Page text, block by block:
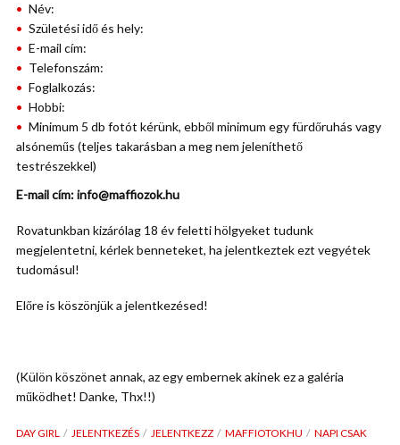
Név:
Születési idő és hely:
E-mail cím:
Telefonszám:
Foglalkozás:
Hobbi:
Minimum 5 db fotót kérünk, ebből minimum egy fürdőruhás vagy
alsóneműs (teljes takarásban a meg nem jeleníthető
testrészekkel)
E-mail cím: info@maffiozok.hu
Rovatunkban kizárólag 18 év feletti hölgyeket tudunk
megjelentetni, kérlek benneteket, ha jelentkeztek ezt vegyétek
tudomásul!
Előre is köszönjük a jelentkezésed!
(Külön köszönet annak, az egy embernek akinek ez a galéria
működhet! Danke, Thx!!)
DAY GIRL JELENTKEZÉS JELENTKEZZ MAFFIOTOKHU NAPI CSAK